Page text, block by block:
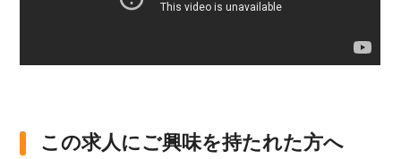
この求人にご興味を持たれた方へ